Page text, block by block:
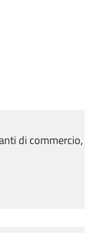
di commercio,